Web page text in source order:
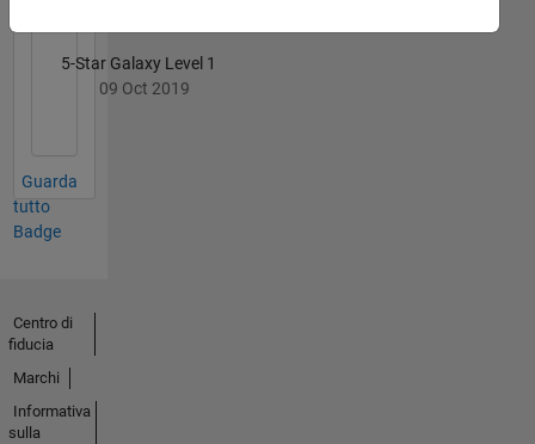
5-Star Galaxy Level 1
09 Oct 2019
Guarda
tutto
Badge
Centro di
fiducia
Marchi
Informativa
sulla